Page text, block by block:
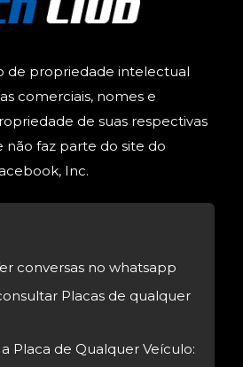
de propriedade intelectual
comerciais, nomes e
de suas respectivas
não faz parte do site do
Inc.
conversas no whatsapp
Placas de qualquer
Placa de Qualquer Veículo: